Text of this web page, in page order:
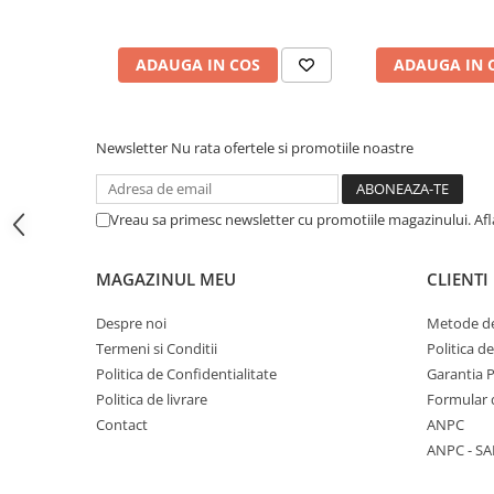
Accesorii Arhivare
Organizare si Arhivare
Seturi birotica
Articole scolare
Caiete si Carnetele scolare
Ghiozdane si Penare scolare
Instrumente de scris
Instrumente si Truse Geometrie
Seturi scolare
ADAUGA IN COS ADAUGA IN
Newsletter Nu rata ofertele si promotiile noastre
Vreau sa primesc newsletter cu promotiile magazinului.
MAGAZINUL MEU
Despre noi
Termeni si Conditii
Politica de Confidentialitate
Politica de livrare
Contact
CLIENTI
Metode
Politica
Garantia
Formular
ANPC
ANPC -